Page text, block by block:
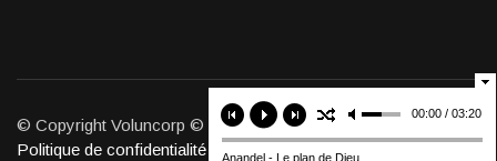
© Copyright Voluncorp © 2011-2026. Tous Droits Réservés.
Politique de confidentialité
00:00 / 03:20
Anandel - Le plan de Dieu